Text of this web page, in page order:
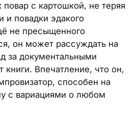
повар с картошкой, не теряя
повадки эдакого
не пресыщенного
он может рассуждать на
за документальными
книги. Впечатление, что он,
способен на
с вариациями о любом